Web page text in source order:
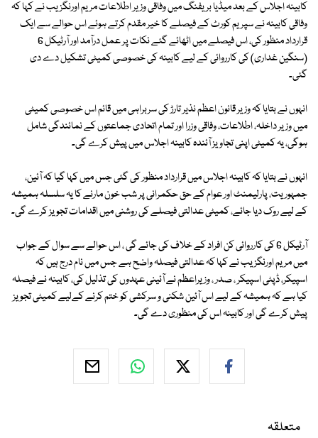
کابینہ اجلاس کے بعد میڈیا بریفنگ میں وفاقی وزیر اطلاعات مریم اورنگزیب نے کہا کہ
وفاقی کابینہ نے سپریم کورٹ کے فیصلے کا خیر مقدم کرتے ہوئے اس حوالے سے ایک
قرارداد منظور کی، اس فیصلے میں اٹھائے گئے نکات پر عمل درآمد اور آرٹیکل 6
(سنگین غداری) کی کارروائی کے لیے کابینہ کی خصوصی کمیٹی تشکیل دے دی
گئی۔
انہوں نے بتایا کہ وزیر قانون اعظم نذیر تارڑ کی سربراہی میں قائم اس خصوصی کمیٹی
میں وزیر داخلہ، اطلاعات، وفاقی وزرا اور تمام اتحادی جماعتوں کے نمائندگی شامل
ہوگی، یہ کمیٹی اپنی تجاویز آئندہ کابینہ اجلاس میں پیش کرے گی۔
انہوں نے بتایا کہ کابینہ اجلاس میں قرارداد منظور کی گئی جس میں کہا گیا کہ آئین،
جمہوریت، پارلیمنٹ اور عوام کے حق حکمرانی پر شب خون مارنے کا یہ سلسلہ ہمیشہ
کے لیے روک دیا جائے، کمیٹی عدالتی فیصلے کی روشنی میں اقدامات تجویز کرے گی۔
آرٹیکل 6 کی کارروائی کن افراد کے خلاف کی جائے گی ، اس حوالے سے سوال کے جواب
میں مریم اورنگزیب نے کہا کہ عدالتی فیصلہ واضح ہے جس میں نام درج ہیں کہ
اسپیکر، ڈپٹی اسپیکر ، صدر ، وزیراعظم نے آئینی عہدوں کی تذلیل کی، کابینہ نے فیصلہ
کیا ہے کہ ہمیشہ کے لیے اس آئین شکنی و سرکشی کو ختم کرنے کےلیے کمیٹی تجویز
پیش کرے گی اور کابینہ اس کی منظوری دے گی۔
متعلقہ